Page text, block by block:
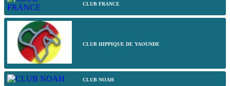
CLUB FRANCE
CLUB HIPPIQUE DE YAOUNDE
CLUB NOAH